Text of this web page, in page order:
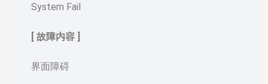
System Fail
[ 故障内容 ]
界面障碍